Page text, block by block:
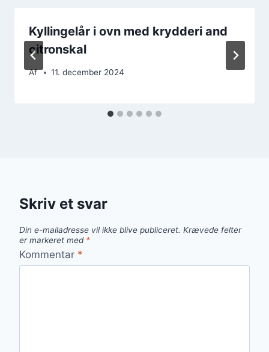
Kyllingelår i ovn med krydderi and
citronskal
Af 11. december 2024
Skriv et svar
Din e-mailadresse vil ikke blive publiceret. Krævede felter
er markeret med *
Kommentar *